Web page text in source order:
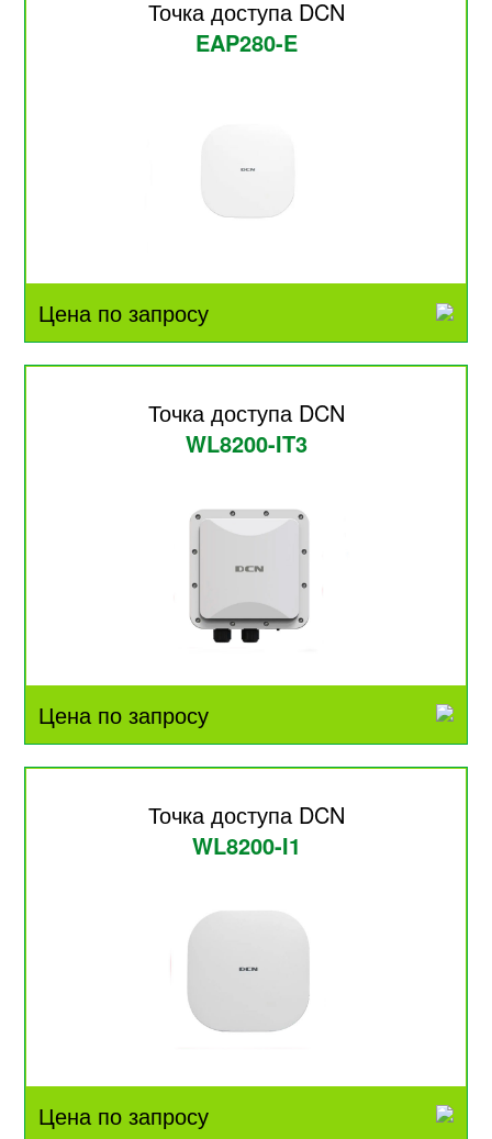
Точка доступа DCN
EAP280-E
Цена по запросу
Точка доступа DCN
WL8200-IT3
Цена по запросу
Точка доступа DCN
WL8200-I1
Цена по запросу